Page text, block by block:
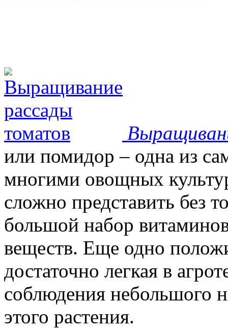
или помидор – одна из
многими овощных
сложно представить без
большой набор
веществ. Еще одно
достаточно легкая в
соблюдения небольшого
этого растения.